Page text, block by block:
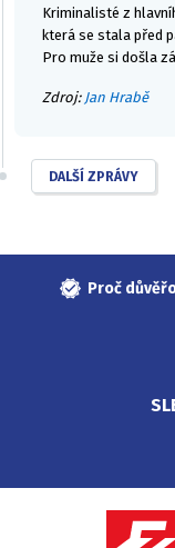
Kriminalisté z
která se stala před
Pro muže si došla
Zdroj: Jan Hrabě
DALŠÍ ZPRÁVY
Proč